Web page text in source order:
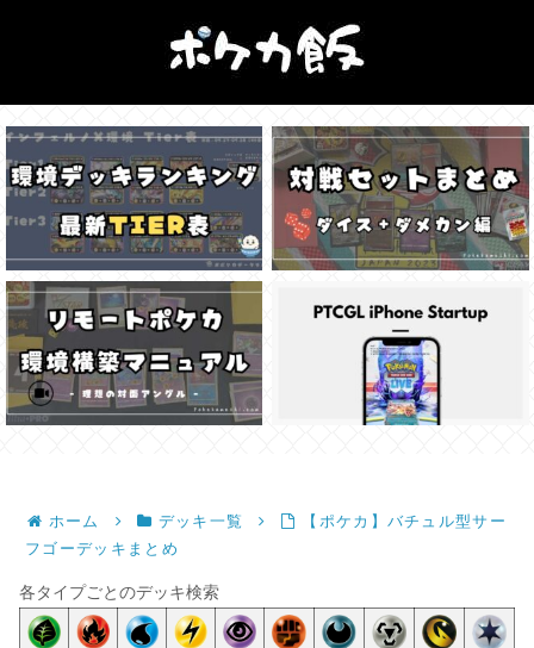
ホーム デッキ一覧
【ポケカ】バチュル型サー
フゴーデッキまとめ
各タイプごとのデッキ検索